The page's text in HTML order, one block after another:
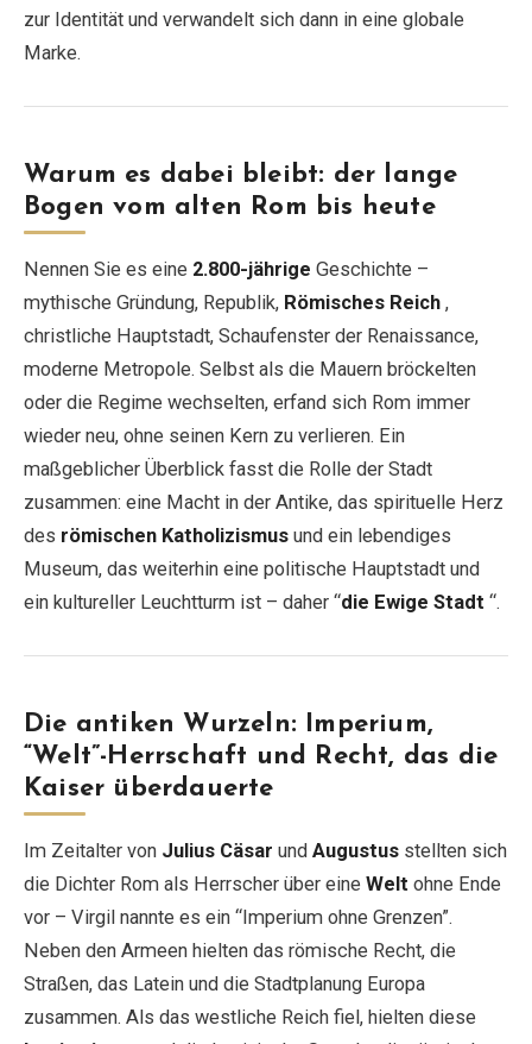
zur Identität und verwandelt sich dann in eine globale
Marke.
Warum es dabei bleibt: der lange
Bogen vom alten Rom bis heute
Nennen Sie es eine 2.800-jährige Geschichte –
mythische Gründung, Republik, Römisches Reich ,
christliche Hauptstadt, Schaufenster der Renaissance,
moderne Metropole. Selbst als die Mauern bröckelten
oder die Regime wechselten, erfand sich Rom immer
wieder neu, ohne seinen Kern zu verlieren. Ein
maßgeblicher Überblick fasst die Rolle der Stadt
zusammen: eine Macht in der Antike, das spirituelle Herz
des römischen Katholizismus und ein lebendiges
Museum, das weiterhin eine politische Hauptstadt und
ein kultureller Leuchtturm ist – daher “die Ewige Stadt “.
Die antiken Wurzeln: Imperium,
“Welt”-Herrschaft und Recht, das die
Kaiser überdauerte
Im Zeitalter von Julius Cäsar und Augustus stellten sich
die Dichter Rom als Herrscher über eine Welt ohne Ende
vor – Virgil nannte es ein “Imperium ohne Grenzen”.
Neben den Armeen hielten das römische Recht, die
Straßen, das Latein und die Stadtplanung Europa
zusammen. Als das westliche Reich fiel, hielten diese